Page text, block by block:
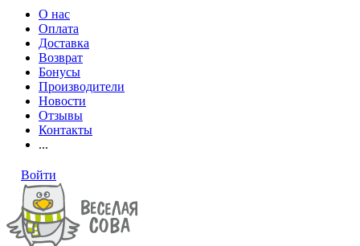
О нас
Оплата
Доставка
Возврат
Бонусы
Производители
Новости
Отзывы
Контакты
...
Войти